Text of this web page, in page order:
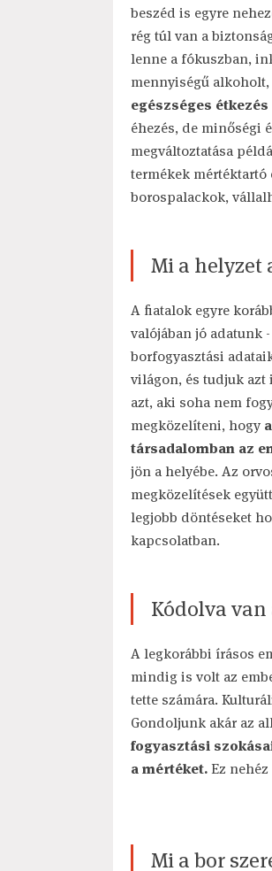
beszéd is egyre
rég túl van a
lenne a fókuszban,
mennyiségű
egészséges
éhezés, de minőségi
megváltoztatása
termékek mértéktartó
borospalackok,
Mi a helyzet
A fiatalok egyre
valójában jó adatunk
borfogyasztási
világon, és tudjuk azt
azt, aki soha nem
megközelíteni, hogy
társadalomban az
jön a helyébe. Az
megközelítések
legjobb döntéseket
kapcsolatban.
Kódolva van
A legkorábbi írásos
mindig is volt az
tette számára.
Gondoljunk akár az
fogyasztási
a mértéket.Ez
Mi a bor